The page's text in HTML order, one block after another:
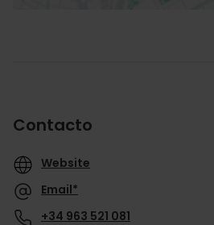
Contacto
Website
Email*
+34 963 521 081